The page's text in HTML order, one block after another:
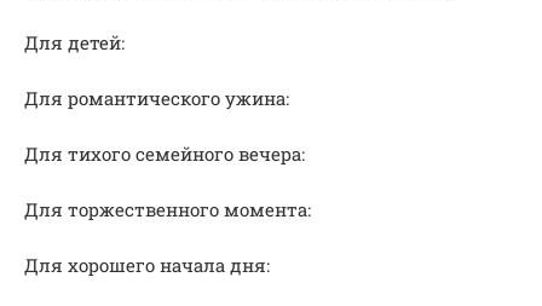
Для детей:
Для романтического ужина:
Для тихого семейного вечера:
Для торжественного момента:
Для хорошего начала дня: